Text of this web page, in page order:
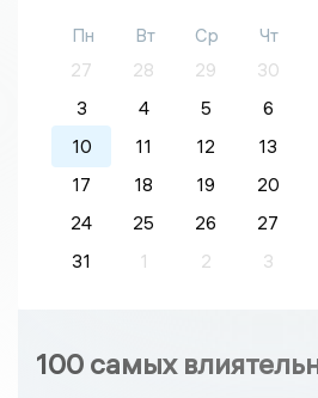
Пн Вт Ср Чт
27
28 29 30
3
4 5 6
10
11 12 13
17
18 19 20
24
25 26 27
31
1 2 3
100 самых